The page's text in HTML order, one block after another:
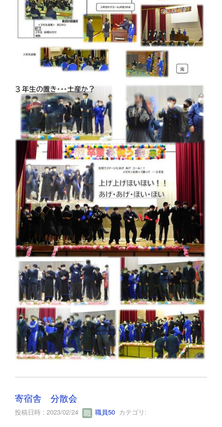
寄宿舎 分散会
投稿日時 : 2023/02/24 職員50 カテゴリ: